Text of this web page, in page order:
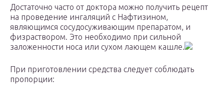
Достаточно часто от доктора можно получить рецепт
на проведение ингаляций с Нафтизином,
являющимся сосудосуживающим препаратом, и
физраствором. Это необходимо при сильной
заложенности носа или сухом лающем кашле.
При приготовлении средства следует соблюдать
пропорции: